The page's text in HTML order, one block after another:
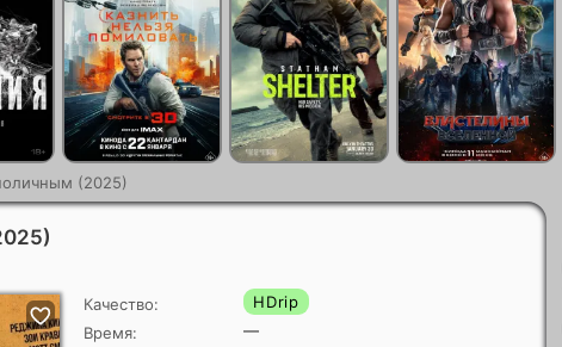
(2025)
Качество:
HDrip
Время:
—